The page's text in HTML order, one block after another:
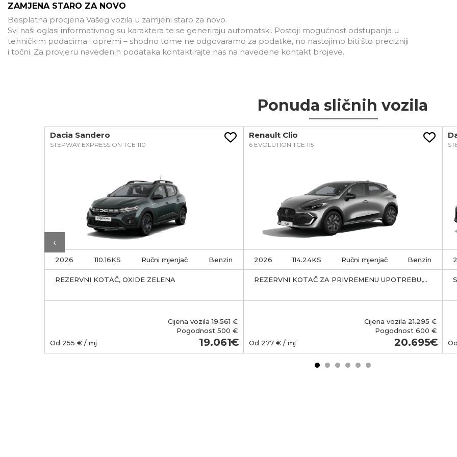
ZAMJENA STARO ZA NOVO
Besplatna procjena Vašeg vozila u zamjeni staro za novo.
Svi naši oglasi informativnog su karaktera te se generiraju automatski. Postoji mogućnost odstupanja u
tehničkim podacima i opremi – shodno tome ne odgovaramo za podatke, no nastojimo biti što precizniji
i točni. Za provjeru navedenih podataka kontaktirajte nas na navedene kontakt brojeve.
Ponuda sličnih vozila
‹
Dacia Sandero
STEPWAY EXPRESSION TCE 110
2026 110.16KS Ručni mjenjač Benzin
REZERVNI KOTAČ, OXIDE ZELENA
Cijena vozila19.561 €
Pogodnost 500 €
Od 255 € / mj 19.061
Renault Clio
6 EVOLUTION TCE 115
2026 114.24KS Ručni mjenjač Benzin
REZERVNI KOTAČ ZA PRIVREMENU UPOTREBU,
Cijena vozila 21.295 €
Pogodnost 600 €
Od 277 € / mj 20.695
Od